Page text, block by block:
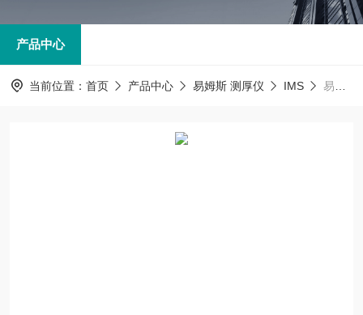
产品中心
当前位置： 首页 产品中心 易姆斯 测厚仪 IMS 易姆斯75-225kVIMS易姆斯X射线管辐射快门75-225kV